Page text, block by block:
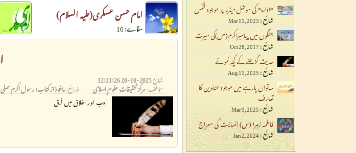
امام حسن عسکری(علیہ السلام)
مقالے: 16
شائع2025-10-20 12:21:26
مؤلف:مرکزتحقیقات علوم اسلامی ذرائع:ماخوذ از کتاب: رسول اکرم
ادب اور اخلاق میں فرق
*ادارہ* کی سوشل میڈیا پر موجود لنکس
شائع :Mar 11, 2023
جنگوں میں پیامبراکرم(ص)کی سیرت
شائع :Oct 28, 2017
حدیث گڑھنے کے کچہ نمونے
شائع :Aug 11, 2025
ساتواں پارہے میں موجود عناوین کا
تعارف
شائع :Mar 9, 2025
فاطمہ زہرا (س) انسانیت کی معراج
شائع :Jan 2, 2024